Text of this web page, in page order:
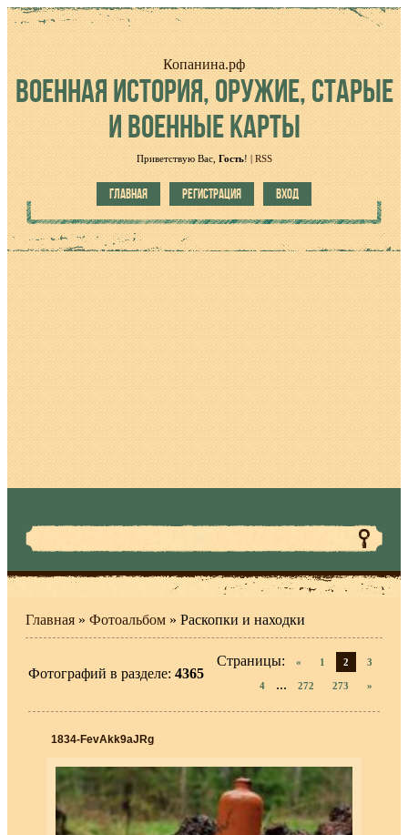
Копанина.рф
ВОЕННАЯИСТОРИЯ, ОРУЖИЕ, СТАРЫЕ
И ВОЕННЫЕ КАРТЫ
Приветствую Вас, Гость! | RSS
ГЛАВНАЯ РЕГИСТРАЦИЯ ВХОД
Главная » Фотоальбом » Раскопки и находки
Фотографий в разделе: 4365
Страницы: « 1 2 3
4 ... 272 273 »
1834-FevAkk9aJRg